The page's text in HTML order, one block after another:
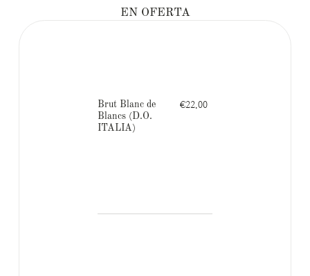
EN OFERTA
Brut Blanc de
Blancs (D.O.
ITALIA)
€22.00